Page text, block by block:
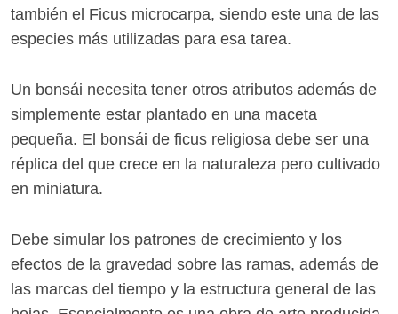
también el Ficus microcarpa, siendo este una de las
especies más utilizadas para esa tarea.
Un bonsái necesita tener otros atributos además de
simplemente estar plantado en una maceta
pequeña. El bonsái de ficus religiosa debe ser una
réplica del que crece en la naturaleza pero cultivado
en miniatura.
Debe simular los patrones de crecimiento y los
efectos de la gravedad sobre las ramas, además de
las marcas del tiempo y la estructura general de las